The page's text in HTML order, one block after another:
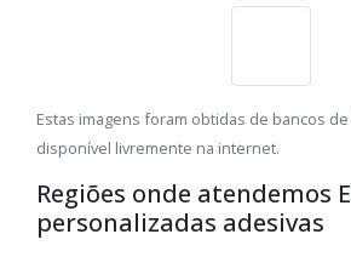
Estas imagens foram obtidas de bancos
disponível livremente na internet.
Regiões onde atendemos
personalizadas adesivas